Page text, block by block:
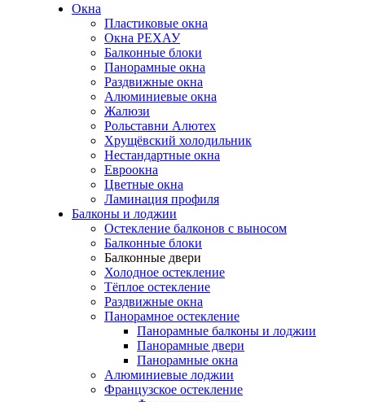
Окна
Пластиковые окна
Окна РЕХАУ
Балконные блоки
Панорамные окна
Раздвижные окна
Алюминиевые окна
Жалюзи
Рольставни Алютех
Хрущёвский холодильник
Нестандартные окна
Евроокна
Цветные окна
Ламинация профиля
Балконы и лоджии
Остекление балконов с выносом
Балконные блоки
Балконные двери
Холодное остекление
Тёплое остекление
Раздвижные окна
Панорамное остекление
Панорамные балконы и лоджии
Панорамные двери
Панорамные окна
Алюминиевые лоджии
Французское остекление